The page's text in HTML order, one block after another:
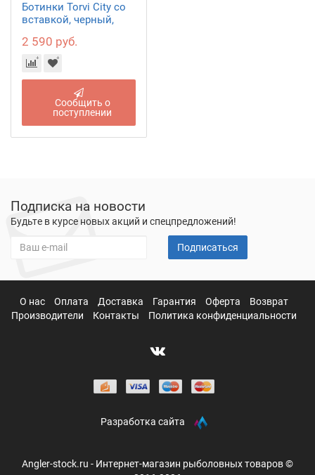
Ботинки Torvi City со
вставкой, черный,
2 590 руб.
Сообщить о
поступлении
Подписка на новости
Будьте в курсе новых акций и спецпредложений!
Подписаться
О нас Оплата Доставка Гарантия Оферта
Возврат
Производители
Контакты Политика конфиденциальности
Разработка сайта
Angler-stock.ru - Интернет-магазин рыболовных товаров ©